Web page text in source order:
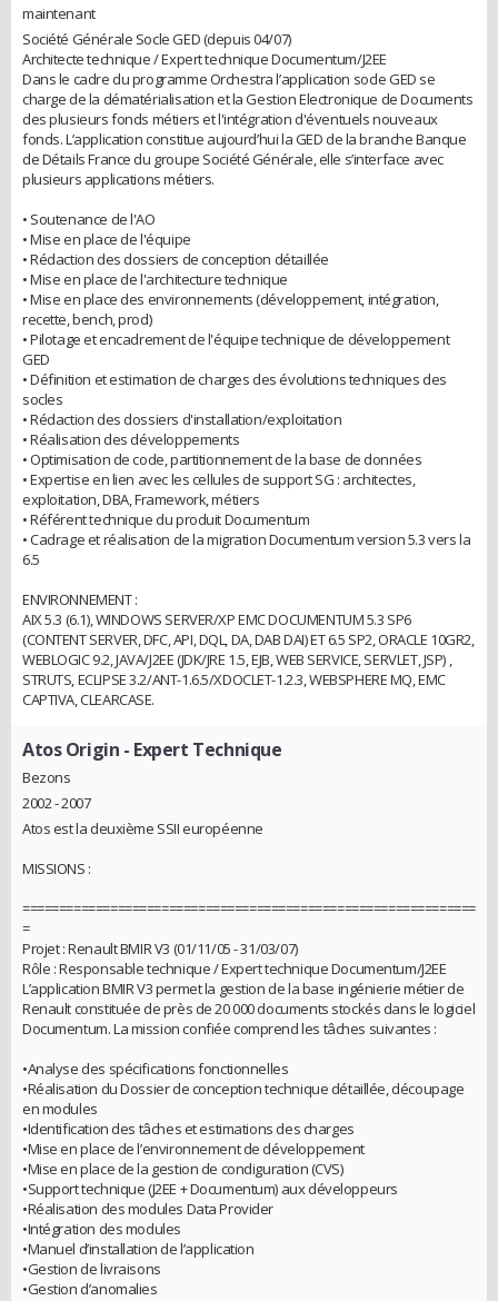
maintenant
Société Générale Socle GED (depuis 04/07)
Architecte technique / Expert technique Documentum/J2EE
Dans le cadre du programme Orchestra l’application socle GED se
charge de la dématérialisation et la Gestion Electronique de Documents
des plusieurs fonds métiers et l'intégration d'éventuels nouveaux
fonds. L’application constitue aujourd’hui la GED de la branche Banque
de Détails France du groupe Société Générale, elle s’interface avec
plusieurs applications métiers.
• Soutenance de l'AO
• Mise en place de l'équipe
• Rédaction des dossiers de conception détaillée
• Mise en place de l'architecture technique
• Mise en place des environnements (développement, intégration,
recette, bench, prod)
• Pilotage et encadrement de l'équipe technique de développement
GED
• Définition et estimation de charges des évolutions techniques des
socles
• Rédaction des dossiers d'installation/exploitation
• Réalisation des développements
• Optimisation de code, partitionnement de la base de données
• Expertise en lien avec les cellules de support SG : architectes,
exploitation, DBA, Framework, métiers
• Référent technique du produit Documentum
• Cadrage et réalisation de la migration Documentum version 5.3 vers la
6.5
ENVIRONNEMENT :
AIX 5.3 (6.1), WINDOWS SERVER/XP EMC DOCUMENTUM 5.3 SP6
(CONTENT SERVER, DFC, API, DQL, DA, DAB DAI) ET 6.5 SP2, ORACLE 10GR2,
WEBLOGIC 9.2, JAVA/J2EE (JDK/JRE 1.5, EJB, WEB SERVICE, SERVLET, JSP) ,
STRUTS, ECLIPSE 3.2/ANT-1.6.5/XDOCLET-1.2.3, WEBSPHERE MQ, EMC
CAPTIVA, CLEARCASE.
Atos Origin - Expert Technique
Bezons
2002 - 2007
Atos est la deuxième SSII européenne
MISSIONS :
==============================================================
=
Projet : Renault BMIR V3 (01/11/05 - 31/03/07)
Rôle : Responsable technique / Expert technique Documentum/J2EE
L’application BMIR V3 permet la gestion de la base ingénierie métier de
Renault constituée de près de 20 000 documents stockés dans le logiciel
Documentum. La mission confiée comprend les tâches suivantes :
•Analyse des spécifications fonctionnelles
•Réalisation du Dossier de conception technique détaillée, découpage
en modules
•Identification des tâches et estimations des charges
•Mise en place de l’environnement de développement
•Mise en place de la gestion de condiguration (CVS)
•Support technique (J2EE + Documentum) aux développeurs
•Réalisation des modules Data Provider
•Intégration des modules
•Manuel d’installation de l’application
•Gestion de livraisons
•Gestion d’anomalies